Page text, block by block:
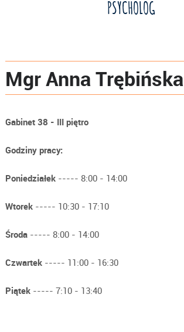
PSYCHOLOG
Mgr Anna Trębińska
Gabinet 38 - III piętro
Godziny pracy:
Poniedziałek----- 8:00 - 14:00
Wtorek----- 10:30 - 17:10
Środa----- 8:00 - 14:00
Czwartek----- 11:00 - 16:30
Piątek----- 7:10 - 13:40